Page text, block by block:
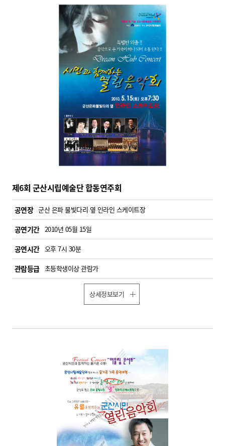
제6회 군산시립예술단 합동연주회
공연장 군산 은파 물빛다리 옆 인라인 스케이트장
공연기간 2010년 05월 15일
공연시간 오후 7시 30분
관람등급 초등학생이상 관람가
상세정보보기